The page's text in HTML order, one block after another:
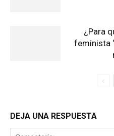
¿Para
feminista
DEJA UNA RESPUESTA